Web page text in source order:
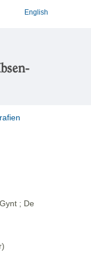
English
; De